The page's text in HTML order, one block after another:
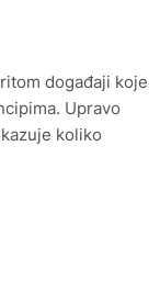
događaji koje
Upravo
koliko